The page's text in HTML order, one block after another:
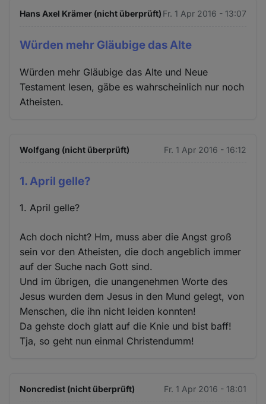
Hans Axel Krämer (nicht überprüft) Fr. 1 Apr 2016 - 13:07
Würden mehr Gläubige das Alte
Würden mehr Gläubige das Alte und Neue
Testament lesen, gäbe es wahrscheinlich nur noch
Atheisten.
Wolfgang (nicht überprüft) Fr. 1 Apr 2016 - 16:12
1. April gelle?
1. April gelle?
Ach doch nicht? Hm, muss aber die Angst groß
sein vor den Atheisten, die doch angeblich immer
auf der Suche nach Gott sind.
Und im übrigen, die unangenehmen Worte des
Jesus wurden dem Jesus in den Mund gelegt, von
Menschen, die ihn nicht leiden konnten!
Da gehste doch glatt auf die Knie und bist baff!
Tja, so geht nun einmal Christendumm!
Noncredist (nicht überprüft) Fr. 1 Apr 2016 - 18:01